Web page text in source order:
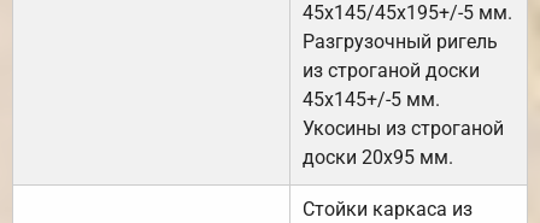
45х145/45х195+/-5 мм.
Разгрузочный ригель
из строганой доски
45х145+/-5 мм.
Укосины из строганой
доски 20х95 мм.
Стойки каркаса из